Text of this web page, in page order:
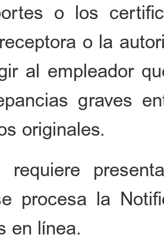
o los
o la
al empleador
graves
originales.
procesa la
en línea.